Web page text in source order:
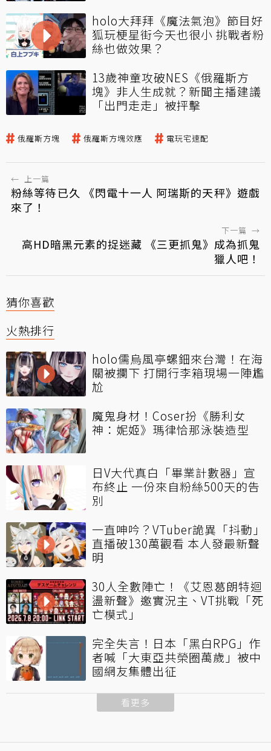
holo大拜拜《魔法氣泡》節目好
狐玩梗星街今天也很小 挑戰者粉
絲也做效果？
13歲神童攻破NES《俄羅斯方
塊》非人生成就？新聞主播建議
「出門走走」被抨擊
俄羅斯方塊 俄羅斯方塊效應 電玩宅速配
← 上一篇
粉絲等待已久 《閃電十一人 阿瑞斯的天秤》遊戲
來了！
下一篇 →
高HD暗黑元素的捉迷藏 《三更抓鬼》成為抓鬼
獵人吧！
猜你喜歡
火熱排行
holo儒烏風亭螺鈿來台灣！在海
關被攔下 打開行李箱現場一陣尷
尬
魔鬼身材！Coser扮《勝利女
神：妮姬》瑪律恰那泳裝造型
日V大代真白「畢業計數器」宣
布終止 一份來自粉絲500天的告
別
一直呻吟？VTuber詭異「抖動」
直播破130萬觀看 本人發最新聲
明
30人全數陣亡！《艾恩葛朗特迴
盪新聲》邀實況主、VT挑戰「死
亡模式」
完全失言！日本「黑白RPG」作
者喊「大東亞共榮圈萬歲」被中
國網友集體出征
看更多